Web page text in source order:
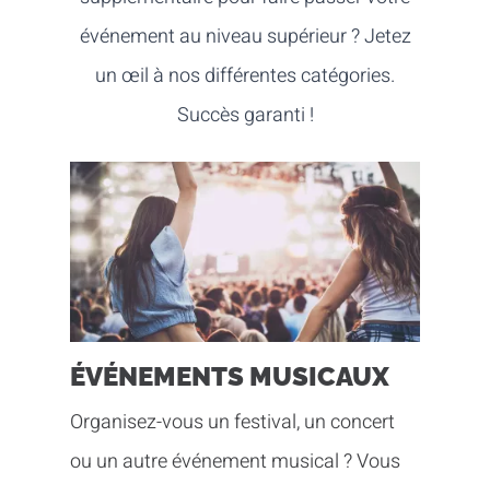
événement au niveau supérieur ? Jetez
un œil à nos différentes catégories.
Succès garanti !
ÉVÉNEMENTS MUSICAUX
Organisez-vous un festival, un concert
ou un autre événement musical ? Vous